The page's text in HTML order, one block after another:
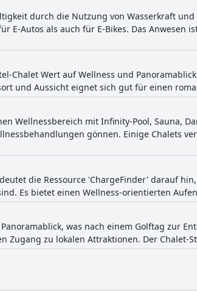
durch die Nutzung von Wasserkraft
E-Autos als auch für E-Bikes. Das Anwesen
Chalet Wert auf Wellness und
und Aussicht eignet sich gut für einen
Wellnessbereich mit Infinity-Pool, Sauna,
gönnen. Einige Chalets
die Ressource 'ChargeFinder' darauf
Es bietet einen Wellness-orientierten
was nach einem Golftag zur
Zugang zu lokalen Attraktionen. Der Chalet-